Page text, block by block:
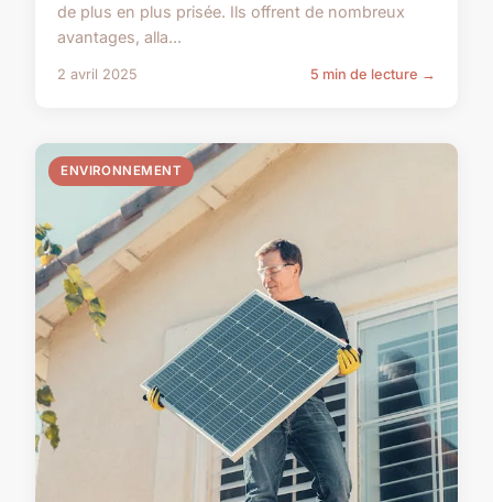
de plus en plus prisée. Ils offrent de nombreux
avantages, alla...
2 avril 2025 5 min de lecture →
ENVIRONNEMENT